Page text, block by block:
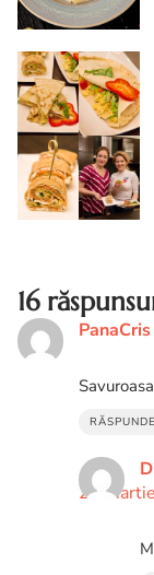
16
PanaCris
RĂSPUNDE
28